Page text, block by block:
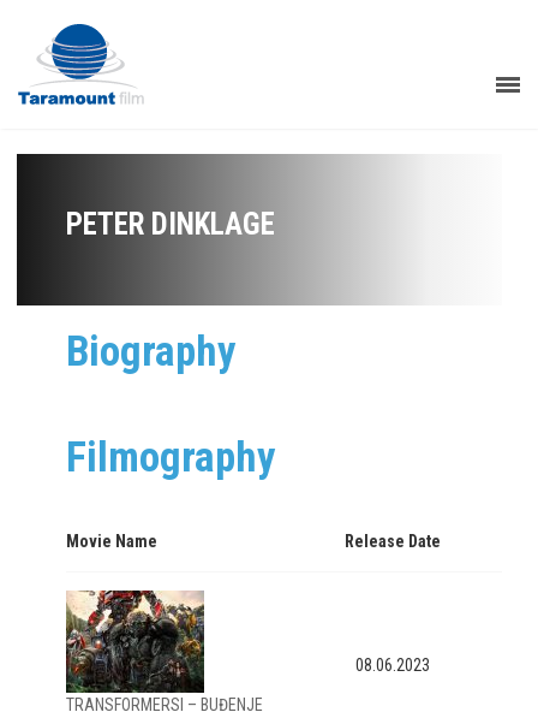
PETER DINKLAGE
Biography
Filmography
Movie Name Release Date
TRANSFORMERSI – BUĐENJE
08.06.2023